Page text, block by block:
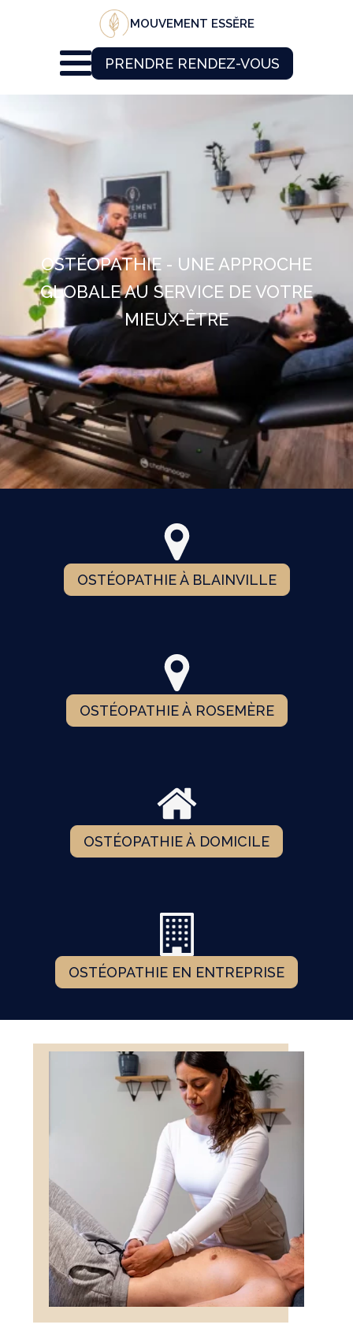
MOUVEMENT ESSĔRE
PRENDRE RENDEZ-VOUS
OSTÉOPATHIE - UNE APPROCHE
GLOBALE AU SERVICE DE VOTRE
MIEUX-ÊTRE
OSTÉOPATHIE À BLAINVILLE
OSTÉOPATHIE À ROSEMÈRE
OSTÉOPATHIE À DOMICILE
OSTÉOPATHIE EN ENTREPRISE